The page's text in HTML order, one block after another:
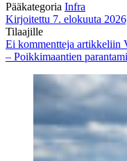
Pääkategoria Infra
Kirjoitettu 7. elokuuta
Tilaajille
Ei kommentteja artikkeliin
– Poikkimaantien